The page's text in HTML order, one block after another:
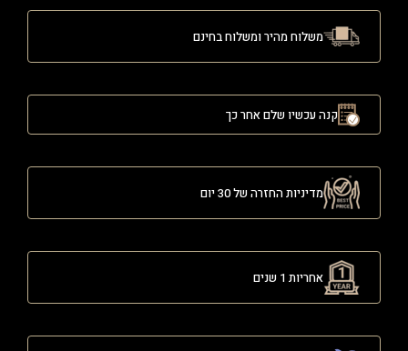
משלוח מהיר ומשלוח בחינם
קנה עכשיו שלם אחר כך
מדיניות החזרה של 30 יום
אחריות 1 שנים